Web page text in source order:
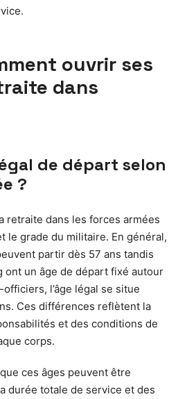
ouvrir ses
dans
de départ selon
?
retraite dans les forces armées
le grade du militaire. En général,
partir dès 57 ans tandis
ont un âge de départ fixé autour
l’âge légal se situe
Ces différences reflètent la
et des conditions de
corps.
ces âges peuvent être
durée totale de service et des